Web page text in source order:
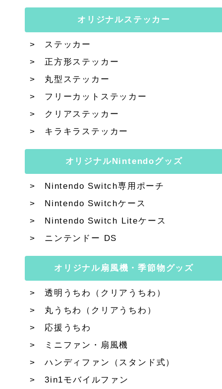
オリジナルステッカー
ステッカー
正方形ステッカー
丸型ステッカー
フリーカットステッカー
クリアステッカー
キラキラステッカー
オリジナルNintendoグッズ
Nintendo Switch専用ポーチ
Nintendo Switchケース
Nintendo Switch Liteケース
ニンテンドー DS
オリジナル扇風機・季節物グッズ
透明うちわ（クリアうちわ）
丸うちわ（クリアうちわ）
応援うちわ
ミニファン・扇風機
ハンディファン（スタンド式）
3in1モバイルファン